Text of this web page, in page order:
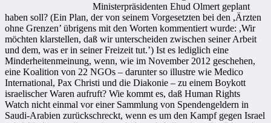
Ministerpräsidenten Ehud Olmert geplant
haben soll? (Ein Plan, der von seinem Vorgesetzten bei den ,Ärzten
ohne Grenzen’ übrigens mit den Worten kommentiert wurde: ,Wir
möchten klarstellen, daß wir unterscheiden zwischen seiner Arbeit
und dem, was er in seiner Freizeit tut.’) Ist es lediglich eine
Minderheitenmeinung, wenn, wie im November 2012 geschehen,
eine Koalition von 22 NGOs – darunter so illustre wie Medico
International, Pax Christi und die Diakonie – zu einem Boykott
israelischer Waren aufruft? Wie kommt es, daß Human Rights
Watch nicht einmal vor einer Sammlung von Spendengeldern in
Saudi-Arabien zurückschreckt, wenn es um den Kampf gegen Israel